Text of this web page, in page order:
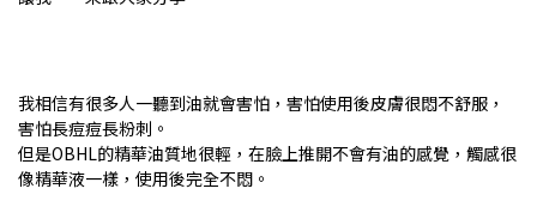
我相信有很多人一聽到油就會害怕，害怕使用後皮膚很悶不舒服，
害怕長痘痘長粉刺。
但是OBHL的精華油質地很輕，在臉上推開不會有油的感覺，觸感很
像精華液一樣，使用後完全不悶。